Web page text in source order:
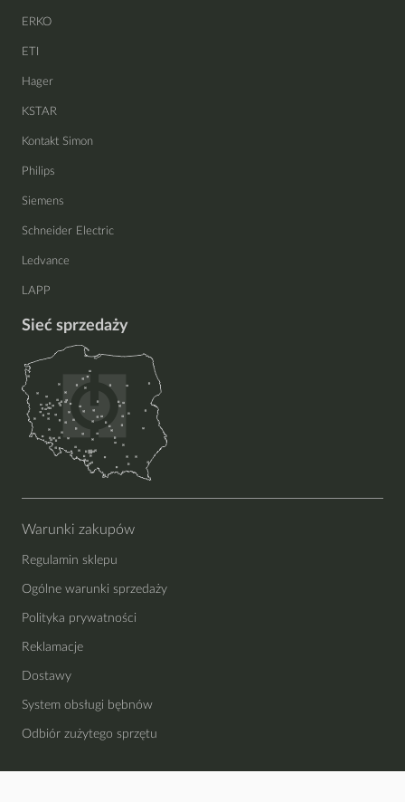
ERKO
ETI
Hager
KSTAR
Kontakt Simon
Philips
Siemens
Schneider Electric
Ledvance
LAPP
Sieć sprzedaży
Warunki zakupów
Regulamin sklepu
Ogólne warunki sprzedaży
Polityka prywatności
Reklamacje
Dostawy
System obsługi bębnów
Odbiór zużytego sprzętu